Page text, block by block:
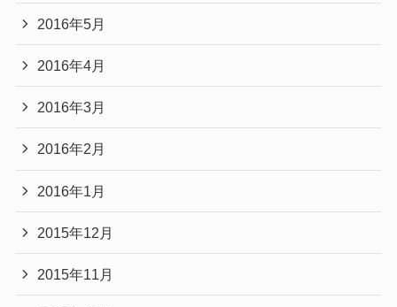
2016年5月
2016年4月
2016年3月
2016年2月
2016年1月
2015年12月
2015年11月